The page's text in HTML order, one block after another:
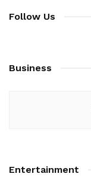
Follow Us
Business
Entertainment